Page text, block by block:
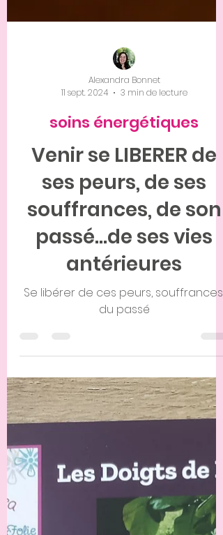
Alexandra Bonnet
3 min de lecture
soins énergétiques
Venir se LIBERER de
ses peurs, de ses
souffrances, de son
passé...de ses vies
antérieures